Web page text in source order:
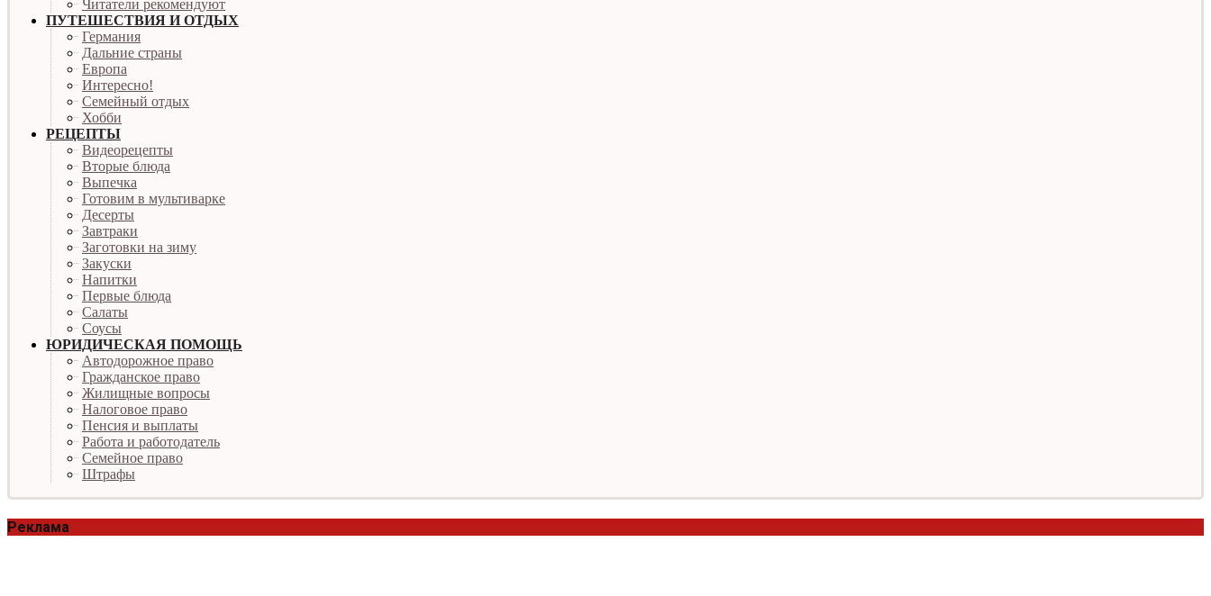
Читатели рекомендуют
ПУТЕШЕСТВИЯ И ОТДЫХ
Германия
Дальние страны
Европа
Интересно!
Семейный отдых
Хобби
РЕЦЕПТЫ
Видеорецепты
Вторые блюда
Выпечка
Готовим в мультиварке
Десерты
Завтраки
Заготовки на зиму
Закуски
Напитки
Первые блюда
Салаты
Соусы
ЮРИДИЧЕСКАЯ ПОМОЩЬ
Автодорожное право
Гражданское право
Жилищные вопросы
Налоговое право
Пенсия и выплаты
Работа и работодатель
Семейное право
Штрафы
Реклама